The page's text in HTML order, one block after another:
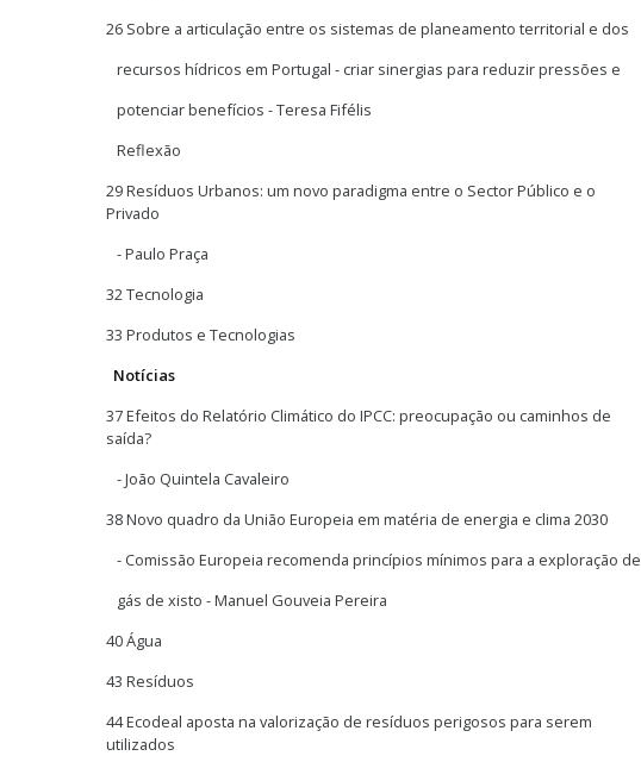
26 Sobre a articulação entre os sistemas de planeamento territorial e dos
recursos hídricos em Portugal - criar sinergias para reduzir pressões e
potenciar benefícios - Teresa Fifélis
Reflexão
29 Resíduos Urbanos: um novo paradigma entre o Sector Público e o
Privado
- Paulo Praça
32 Tecnologia
33 Produtos e Tecnologias
Notícias
37 Efeitos do Relatório Climático do IPCC: preocupação ou caminhos de
saída?
- João Quintela Cavaleiro
38 Novo quadro da União Europeia em matéria de energia e clima 2030
- Comissão Europeia recomenda princípios mínimos para a exploração de
gás de xisto - Manuel Gouveia Pereira
40 Água
43 Resíduos
44 Ecodeal aposta na valorização de resíduos perigosos para serem
utilizados